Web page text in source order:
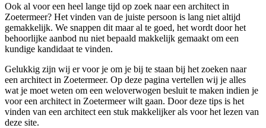
Ook al voor een heel lange tijd op zoek naar een architect in
Zoetermeer? Het vinden van de juiste persoon is lang niet altijd
gemakkelijk. We snappen dit maar al te goed, het wordt door het
behoorlijke aanbod nu niet bepaald makkelijk gemaakt om een
kundige kandidaat te vinden.
Gelukkig zijn wij er voor je om je bij te staan bij het zoeken naar
een architect in Zoetermeer. Op deze pagina vertellen wij je alles
wat je moet weten om een weloverwogen besluit te maken indien je
voor een architect in Zoetermeer wilt gaan. Door deze tips is het
vinden van een architect een stuk makkelijker als voor het lezen van
deze site.